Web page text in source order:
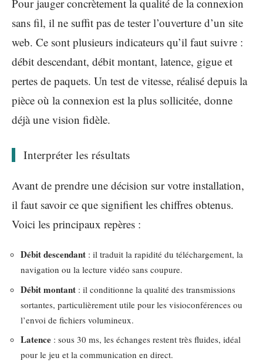
Pour jauger concrètement la qualité de la connexion
sans fil, il ne suffit pas de tester l’ouverture d’un site
web. Ce sont plusieurs indicateurs qu’il faut suivre :
débit descendant, débit montant, latence, gigue et
pertes de paquets. Un test de vitesse, réalisé depuis la
pièce où la connexion est la plus sollicitée, donne
déjà une vision fidèle.
Interpréter les résultats
Avant de prendre une décision sur votre installation,
il faut savoir ce que signifient les chiffres obtenus.
Voici les principaux repères :
Débit descendant : il traduit la rapidité du téléchargement, la
navigation ou la lecture vidéo sans coupure.
Débit montant : il conditionne la qualité des transmissions
sortantes, particulièrement utile pour les visioconférences ou
l’envoi de fichiers volumineux.
Latence : sous 30 ms, les échanges restent très fluides, idéal
pour le jeu et la communication en direct.